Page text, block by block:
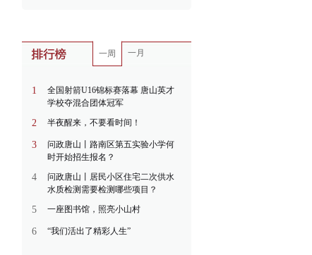
一周 一月
1
全国射箭U16锦标赛落幕 唐山英才
学校夺混合团体冠军
2 半夜醒来，不要看时间！
3
问政唐山丨路南区第五实验小学何
时开始招生报名？
4
问政唐山丨居民小区住宅二次供水
水质检测需要检测哪些项目？
5 一座图书馆，照亮小山村
6 “我们活出了精彩人生”